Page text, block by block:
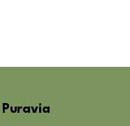
Puravia